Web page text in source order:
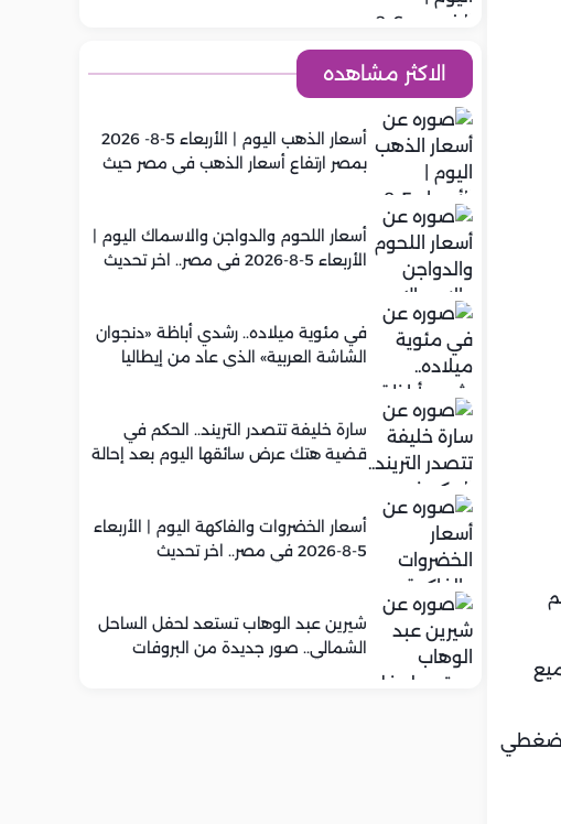
الاكثر مشاهده
أسعار الذهب اليوم | الأربعاء 5-8- 2026
بمصر ارتفاع أسعار الذهب في مصر حيث
أسعار اللحوم والدواجن والاسماك اليوم |
الأربعاء 5-8-2026 في مصر.. اخر تحديث
في مئوية ميلاده.. رشدي أباظة «دنجوان
الشاشة العربية» الذي عاد من إيطاليا
سارة خليفة تتصدر التريند.. الحكم في
قضية هتك عرض سائقها اليوم بعد إحالة
أسعار الخضروات والفاكهة اليوم | الأربعاء
5-8-2026 في مصر.. اخر تحديث
شيرين عبد الوهاب تستعد لحفل الساحل
الشمالي.. صور جديدة من البروفات